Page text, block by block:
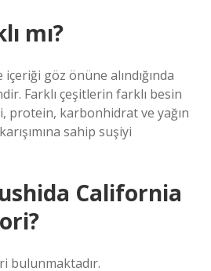
mı?
göz önüne alındığında
Farklı çeşitlerin farklı besin
protein, karbonhidrat ve yağın
sahip suşiyi
California
bulunmaktadır.